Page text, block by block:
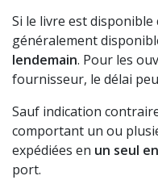
Si le livre est
généralement
lendemain. Pour les
fournisseur, le délai
Sauf indication
comportant un ou
expédiées en un seul
port.